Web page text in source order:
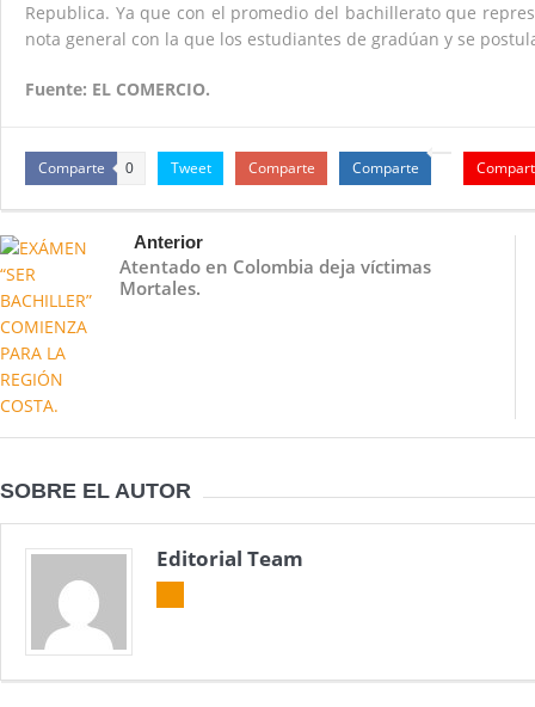
Republica. Ya que con el promedio del bachillerato que
nota general con la que los estudiantes de gradúan y se
Fuente: EL COMERCIO.
Comparte 0 Tweet Comparte Comparte
Anterior
Atentado en Colombia deja víctimas
Mortales.
SOBRE EL AUTOR
Editorial Team